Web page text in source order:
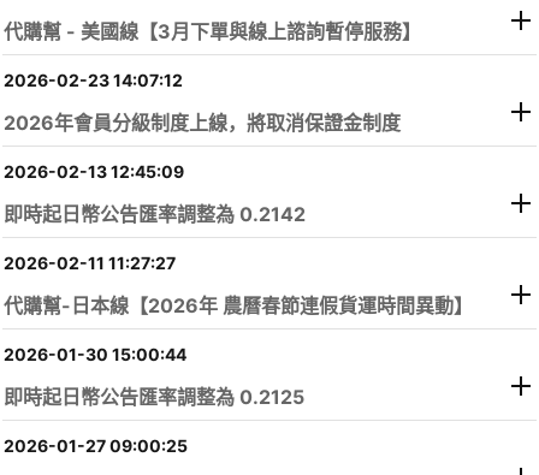
代購幫 - 美國線【3月下單與線上諮詢暫停服務】
2026-02-23 14:07:12
2026年會員分級制度上線，將取消保證金制度
2026-02-13 12:45:09
即時起日幣公告匯率調整為 0.2142
2026-02-11 11:27:27
代購幫-日本線【2026年 農曆春節連假貨運時間異動】
2026-01-30 15:00:44
即時起日幣公告匯率調整為 0.2125
2026-01-27 09:00:25